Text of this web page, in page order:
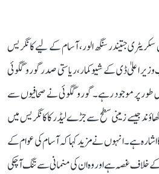
جتیندر سنگھ الور، آسام کے لیے کانگریس
اعلیٰ ڈی کے شیوکمار، ریاستی صدر گورو گگوئی
طور پر موجود رہے۔ گورو گگوئی نے صحافیوں سے
جیسے زمینی سطح سے جڑے لیڈر کا کانگریس میں
اشارہ ہے۔ انہوں نے مزید کہا کہ آسام کی عوام کے
کے خلاف غصہ ہے اور وہ ان کی منمانی سے تنگ آ چکی